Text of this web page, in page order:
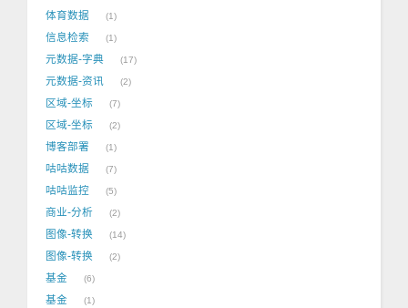
体育数据 1
信息检索 1
元数据-字典 17
元数据-资讯 2
区域-坐标 7
区域-坐标 2
博客部署 1
咕咕数据 7
咕咕监控 5
商业-分析 2
图像-转换 14
图像-转换 2
基金 6
基金 1